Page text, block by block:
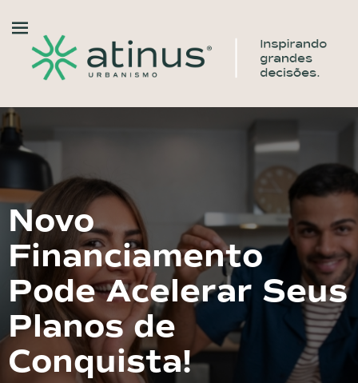
Novo
Financiamento
Pode Acelerar Seus
Planos de
Conquista!